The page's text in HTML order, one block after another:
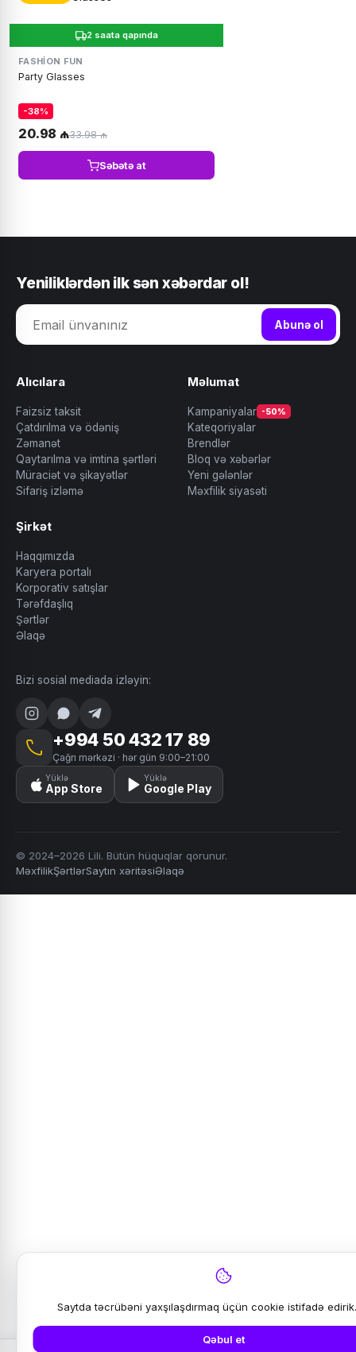
2 saata qapında
FASHION FUN
Party Glasses
-38%
20.98 ₼33.98 ₼
Səbətə at
Yeniliklərdən ilk sən xəbərdar ol!
Abunə ol
Alıcılara
Faizsiz taksit
Çatdırılma və ödəniş
Zəmanət
Qaytarılma və imtina şərtləri
Müraciət və şikayətlər
Sifariş izləmə
Məlumat
Kampaniyalar -50%
Kateqoriyalar
Brendlər
Bloq və xəbərlər
Yeni gələnlər
Məxfilik siyasəti
Şirkət
Haqqımızda
Karyera portalı
Korporativ satışlar
Tərəfdaşlıq
Şərtlər
Əlaqə
Bizi sosial mediada izləyin:
+994 50 432 17 89
Çağrı mərkəzi · hər gün 9:00–21:00
Yüklə
App Store
Yüklə
Google Play
© 2024–2026 Lili. Bütün hüquqlar qorunur.
MəxfilikŞərtlərSaytın xəritəsiƏlaqə
Saytda təcrübəni yaxşılaşdırmaq üçün cookie istifadə
Qəbul et